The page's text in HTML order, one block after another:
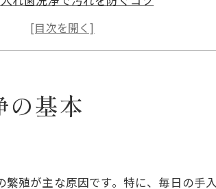
洗浄剤の選び方と使い方の基礎
で推奨される入れ歯手入れ法
細部まで清潔に保つ秘訣
歯のクラスプ洗浄ステップ解説
の基本
殖が主な原因です。特に、毎日の手